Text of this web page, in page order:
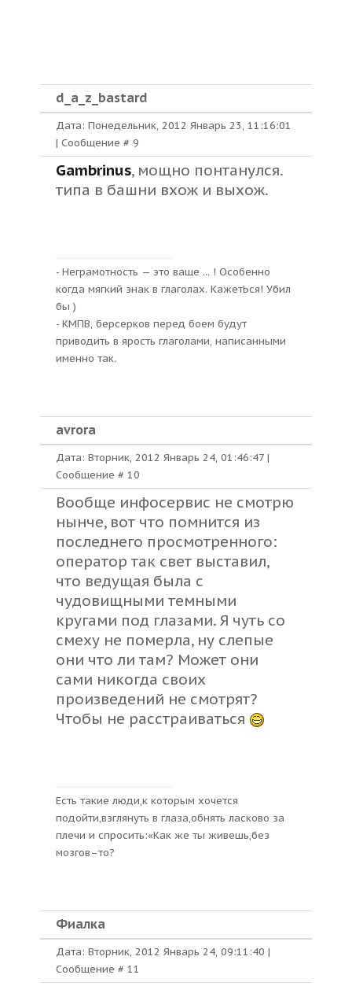
d_a_z_bastard
Дата: Понедельник, 2012 Январь 23, 11:16:01
| Сообщение # 9
Gambrinus, мощно понтанулся.
типа в башни вхож и выхож.
- Неграмотность — это ваще ... ! Особенно
когда мягкий знак в глаголах. КажетЬся! Убил
бы )
- КМПВ, берсерков перед боем будут
приводить в ярость глаголами, написанными
именно так.
avrora
Дата: Вторник, 2012 Январь 24, 01:46:47 |
Сообщение # 10
Вообще инфосервис не смотрю
нынче, вот что помнится из
последнего просмотренного:
оператор так свет выставил,
что ведущая была с
чудовищными темными
кругами под глазами. Я чуть со
смеху не померла, ну слепые
они что ли там? Может они
сами никогда своих
произведений не смотрят?
Чтобы не расстраиваться
Есть такие люди,к которым хочется
подойти,взглянуть в глаза,обнять ласково за
плечи и спросить:«Как же ты живешь,без
мозгов–то?
Фиалка
Дата: Вторник, 2012 Январь 24, 09:11:40 |
Сообщение # 11